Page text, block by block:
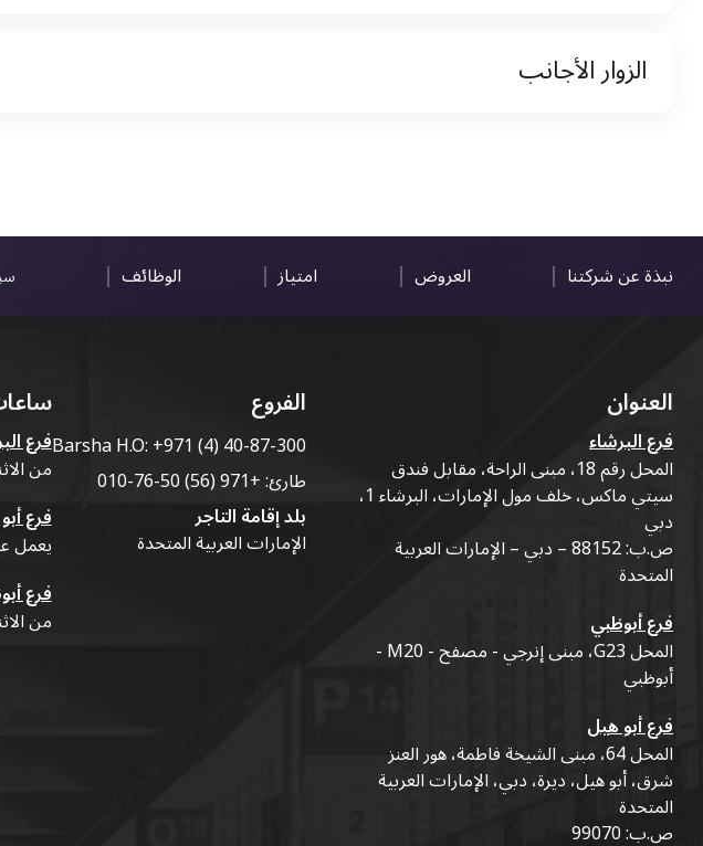
نسخة من تأشيرة الاقامة
الزوار الأجانب
نبذة عن شركتنا العروض امتياز الوظائف
العنوان
فرع البرشاء
المحل رقم 18، مبنى الراحة، مقابل فندق
سيتي ماكس، خلف مول الإمارات، البرشاء 1،
دبي
ص.ب: 88152 – دبي – الإمارات العربية
المتحدة
فرع أبوظبي
المحل G23، مبنى إنرجي - مصفح - M20 -
أبوظبي
فرع أبو هيل
المحل 64، مبنى الشيخة فاطمة، هور العنز
شرق، أبو هيل، ديرة، دبي، الإمارات العربية
المتحدة
ص.ب: 99070
الفروع
Barsha H.O:+971 (4) 40-87-300
طارئ:+971 (56) 50-76-010
بلد إقامة التاجر
الإمارات العربية المتحدة
فرع
من الاثنين
فرع
يعمل
فرع
من الاثنين